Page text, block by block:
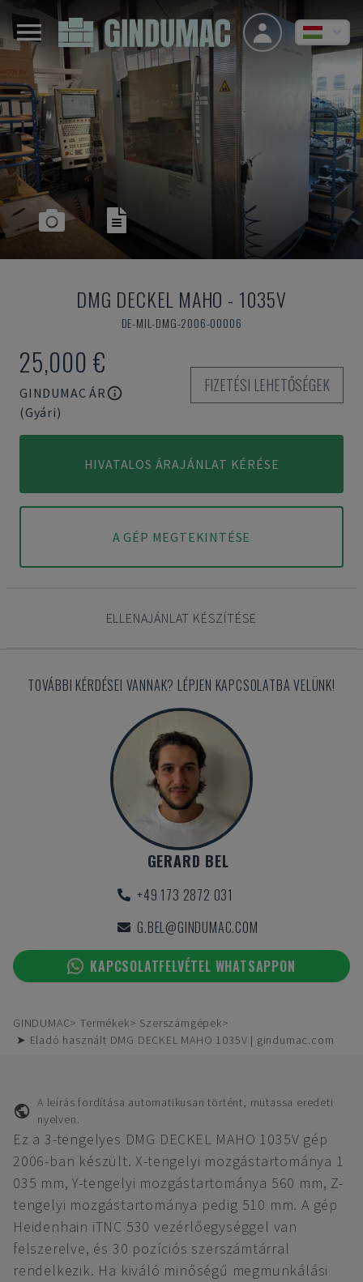
DMG DECKEL MAHO - 1035V
DE-MIL-DMG-2006-00006
25,000 €
GINDUMAC ÁR
(Gyári)
FIZETÉSI LEHETŐSÉGEK
HIVATALOS ÁRAJÁNLAT KÉRÉSE
A GÉP MEGTEKINTÉSE
ELLENAJÁNLAT KÉSZÍTÉSE
TOVÁBBI KÉRDÉSEI VANNAK? LÉPJEN KAPCSOLATBA VELÜNK!
GERARD BEL
+49 173 2872 031
G.BEL@GINDUMAC.COM
KAPCSOLATFELVÉTEL WHATSAPPON
GINDUMAC Termékek
Szerszámgépek
➤ Eladó használt DMG DECKEL MAHO 1035V | gindumac.com
A leírás fordítása automatikusan történt, mutassa eredeti
nyelven.
Ez a 3-tengelyes DMG DECKEL MAHO 1035V gép
2006-ban készült. X-tengelyi mozgástartománya 1
035 mm, Y-tengelyi mozgástartománya 560 mm, Z-
tengelyi mozgástartománya pedig 510 mm. A gép
Heidenhain iTNC 530 vezérlőegységgel van
felszerelve, és 30 pozíciós szerszámtárral
rendelkezik. Ha kiváló minőségű megmunkálási